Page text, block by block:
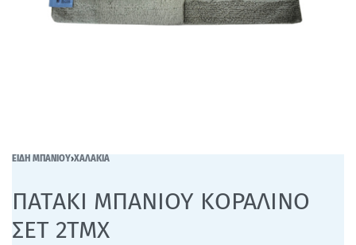
ΕΙΔΗ ΜΠΑΝΙΟΥ›ΧΑΛΑΚΙΑ
ΠΑΤΑΚΙ ΜΠΑΝΙΟΥ ΚΟΡΑΛΙΝΟ
ΣΕΤ 2ΤΜΧ